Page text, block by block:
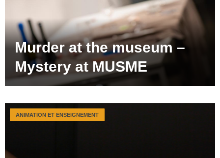
Murder at the museum –
Mystery at MUSME
ANIMATION ET ENSEIGNEMENT